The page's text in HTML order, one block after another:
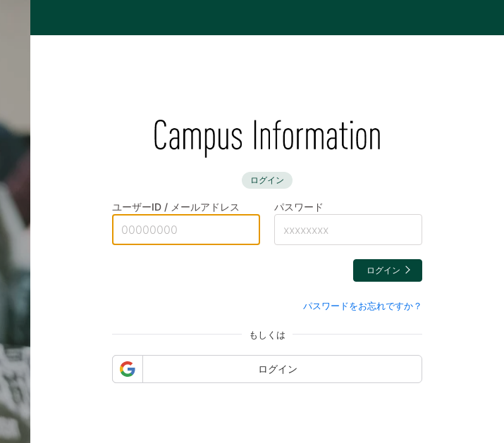
ログイン
ユーザーID / メールアドレス パスワード
ログイン
パスワードをお忘れですか？
もしくは
ログイン